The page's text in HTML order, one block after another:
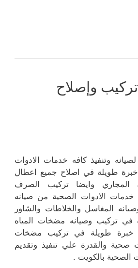
وإصلاح
وتنفيذ كافه خدمات الادوات
خبرة طويلة في اصلاح جميع اعطال
المجاري وايضا تركيب الصرف
خدمات الادوات الصحية من صيانه
المغاسل والخلاطات والشاور
تركيب وصيانه مضخات المياه
خبرة طويلة في تركيب مضخات
صحية والقدرة علي تنفيذ وتقديم
الصحية بالكويت .